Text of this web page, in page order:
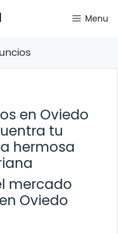
Menu
en Oviedo
tu
hermosa
mercado
Oviedo